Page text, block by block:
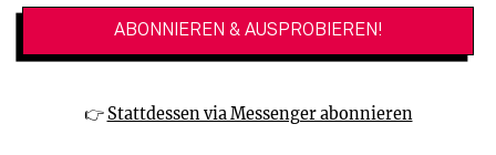
👉 Stattdessen via Messenger abonnieren
🔗 Kinoprogramm
Datenschutzbestimmungen